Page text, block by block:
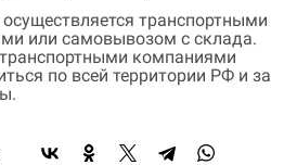
транспортными
или самовывозом с склада.
компаниями
по всей территории РФ и за